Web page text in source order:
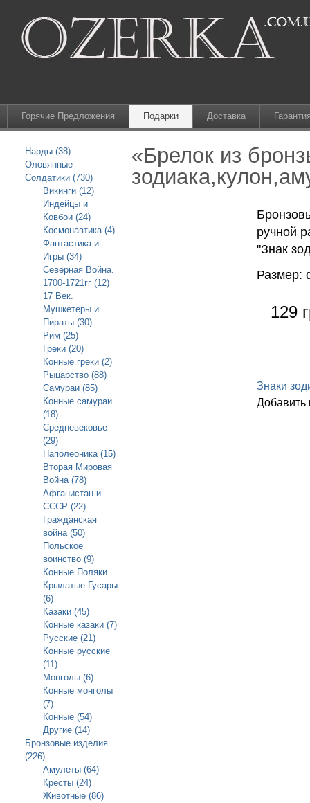
Горячие Предложения Подарки Доставка
Нарды (38)
Оловянные
Солдатики (730)
Викинги (12)
Индейцы и
Ковбои (24)
Космонавтика (4)
Фантастика и
Игры (34)
Северная Война.
1700-1721гг (12)
17 Век.
Мушкетеры и
Пираты (30)
Рим (25)
Греки (20)
Конные греки (2)
Рыцарство (88)
Самураи (85)
Конные самураи
(18)
Средневековье
(29)
Наполеоника (15)
Вторая Мировая
Война (78)
Афганистан и
СССР (22)
Гражданская
война (50)
Польское
воинство (9)
Конные Поляки.
Крылатые Гусары
(6)
Казаки (45)
Конные казаки (7)
Русские (21)
Конные русские
(11)
Монголы (6)
Конные монголы
(7)
Конные (54)
Другие (14)
Бронзовые изделия
(226)
Амулеты (64)
Кресты (24)
Животные (86)
«Брелок из
ручной
"Знак
Размер:
129
Знаки
Добавить